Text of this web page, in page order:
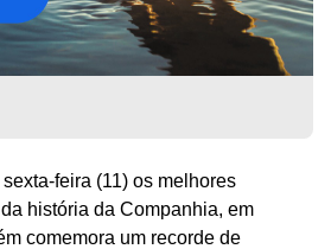
feira (11) os melhores
história da Companhia, em
comemora um recorde de